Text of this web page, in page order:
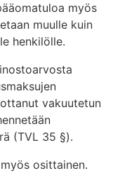
myös
muulle kuin
henkilölle.
vakuutetun
(TVL 35 §).
osittainen.